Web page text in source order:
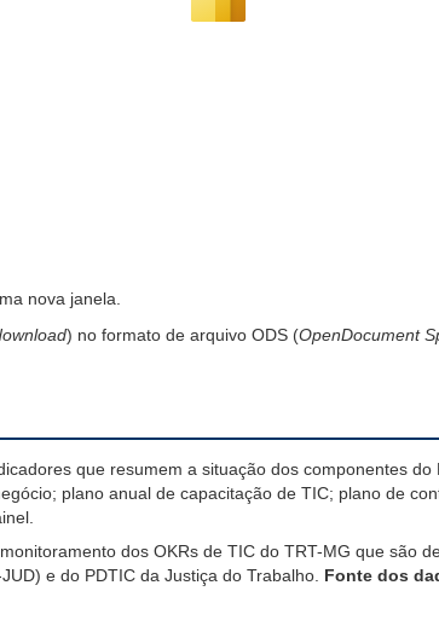
nova janela.
) no formato de arquivo ODS (OpenDocument
que resumem a situação dos componentes
plano anual de capacitação de TIC; plano de
dos OKRs de TIC do TRT-MG que são
e do PDTIC da Justiça do Trabalho. Fonte dos